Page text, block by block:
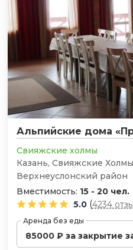
Альпийские дома
Свияжские холмы
Казань, ​Свияжские
Верхнеуслонский район
Вместимость: 15 - 20 чел.
5.0 (4234
Аренда без еды
85000 ₽ за закрытие